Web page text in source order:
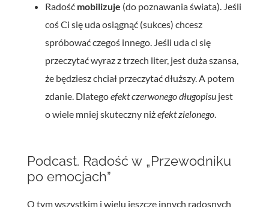
Radość mobilizuje (do poznawania świata). Jeśli
coś Ci się uda osiągnąć (sukces) chcesz
spróbować czegoś innego. Jeśli uda ci się
przeczytać wyraz z trzech liter, jest duża szansa,
że będziesz chciał przeczytać dłuższy. A potem
zdanie. Dlategoefekt czerwonego długopisujest
o wiele mniej skuteczny niżefekt zielonego.
Podcast. Radość w „Przewodniku
po emocjach”
O tym wszystkim i wielu jeszcze innych radosnych